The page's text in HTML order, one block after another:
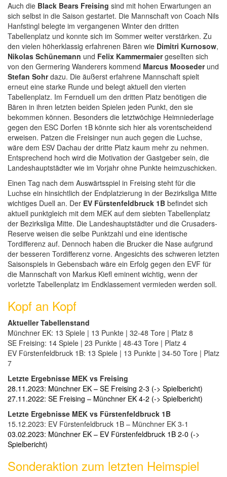
Auch die Black Bears Freising sind mit hohen Erwartungen an
sich selbst in die Saison gestartet. Die Mannschaft von Coach Nils
Hanfstingl belegte im vergangenen Winter den dritten
Tabellenplatz und konnte sich im Sommer weiter verstärken. Zu
den vielen höherklassig erfahrenen Bären wie Dimitri Kurnosow,
Nikolas Schünemann und Felix Kammermaiergesellten sich
von den Germering Wanderers kommend Marcus Mooseder und
Stefan Sohrdazu. Die äußerst erfahrene Mannschaft spielt
erneut eine starke Runde und belegt aktuell den vierten
Tabellenplatz. Im Fernduell um den dritten Platz benötigen die
Bären in ihren letzten beiden Spielen jeden Punkt, den sie
bekommen können. Besonders die letztwöchige Heimniederlage
gegen den ESC Dorfen 1B könnte sich hier als vorentscheidend
erweisen. Patzen die Freisinger nun auch gegen die Luchse,
wäre dem ESV Dachau der dritte Platz kaum mehr zu nehmen.
Entsprechend hoch wird die Motivation der Gastgeber sein, die
Landeshauptstädter wie im Vorjahr ohne Punkte heimzuschicken.
Einen Tag nach dem Auswärtsspiel in Freising steht für die
Luchse ein hinsichtlich der Endplatzierung in der Bezirksliga Mitte
wichtiges Duell an. Der EV Fürstenfeldbruck 1B befindet sich
aktuell punktgleich mit dem MEK auf dem siebten Tabellenplatz
der Bezirksliga Mitte. Die Landeshauptstädter und die Crusaders-
Reserve weisen die selbe Punktzahl und eine identische
Tordifferenz auf. Dennoch haben die Brucker die Nase aufgrund
der besseren Tordifferenz vorne. Angesichts des schweren letzten
Saisonspiels in Gebensbach wäre ein Erfolg gegen den EVF für
die Mannschaft von Markus Kiefl eminent wichtig, wenn der
vorletzte Tabellenplatz im Endklassement vermieden werden soll.
Kopf an Kopf
Aktueller Tabellenstand
Münchner EK: 13 Spiele | 13 Punkte | 32-48 Tore | Platz 8
SE Freising: 14 Spiele | 23 Punkte | 48-43 Tore | Platz 4
EV Fürstenfeldbruck 1B: 13 Spiele | 13 Punkte | 34-50 Tore | Platz
7
Letzte Ergebnisse MEK vs Freising
28.11.2023: Münchner EK – SE Freising 2-3 (-> Spielbericht)
27.11.2022: SE Freising – Münchner EK 4-2 (-> Spielbericht)
Letzte Ergebnisse MEK vs Fürstenfeldbruck 1B
15.12.2023: EV Fürstenfeldbruck 1B – Münchner EK 3-1
03.02.2023: Münchner EK – EV Fürstenfeldbruck 1B 2-0 (->
Spielbericht)
Sonderaktion zum letzten Heimspiel